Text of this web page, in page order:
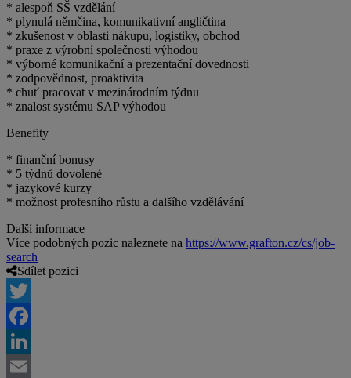
* alespoň SŠ vzdělání
* plynulá němčina, komunikativní angličtina
* zkušenost v oblasti nákupu, logistiky, obchod
* praxe z výrobní společnosti výhodou
* výborné komunikační a prezentační dovednosti
* zodpovědnost, proaktivita
* chuť pracovat v mezinárodním týdnu
* znalost systému SAP výhodou
Benefity
* finanční bonusy
* 5 týdnů dovolené
* jazykové kurzy
* možnost profesního růstu a dalšího vzdělávání
Další informace
Více podobných pozic naleznete na https://www.grafton.cz/cs/job-
search
Sdílet pozici
Twitter
Facebook
LinkedIn